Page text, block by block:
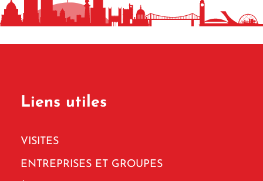
Liens utiles
VISITES
ENTREPRISES ET GROUPES